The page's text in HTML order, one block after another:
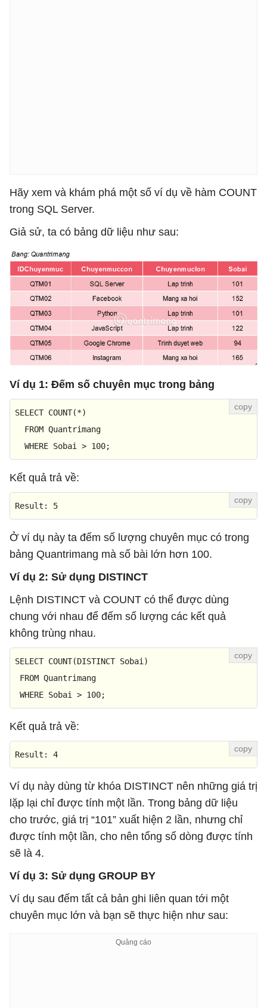
Hãy xem và khám phá một số ví dụ về hàm COUNT
trong SQL Server.
Giả sử, ta có bảng dữ liệu như sau:
Ví dụ 1: Đếm số chuyên mục trong bảng
SELECT COUNT(*)
FROM Quantrimang
WHERE Sobai > 100;
Kết quả trả về:
Result : 5
Ở ví dụ này ta đếm số lượng chuyên mục có trong
bảng Quantrimang mà số bài lớn hơn 100.
Ví dụ 2: Sử dụng DISTINCT
Lệnh DISTINCT và COUNT có thể được dùng
chung với nhau để đếm số lượng các kết quả
không trùng nhau.
SELECT COUNT(DISTINCT Sobai)
FROM Quantrimang
WHERE Sobai > 100;
Kết quả trả về:
Result : 4
Ví dụ này dùng từ khóa DISTINCT nên những giá trị
lặp lại chỉ được tính một lần. Trong bảng dữ liệu
cho trước, giá trị “101” xuất hiện 2 lần, nhưng chỉ
được tính một lần, cho nên tổng số dòng được tính
sẽ là 4.
Ví dụ 3: Sử dụng GROUP BY
Ví dụ sau đếm tất cả bản ghi liên quan tới một
chuyên mục lớn và bạn sẽ thực hiện như sau: